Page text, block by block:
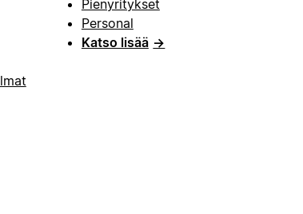
Pienyritykset
Personal
Katso lisää →